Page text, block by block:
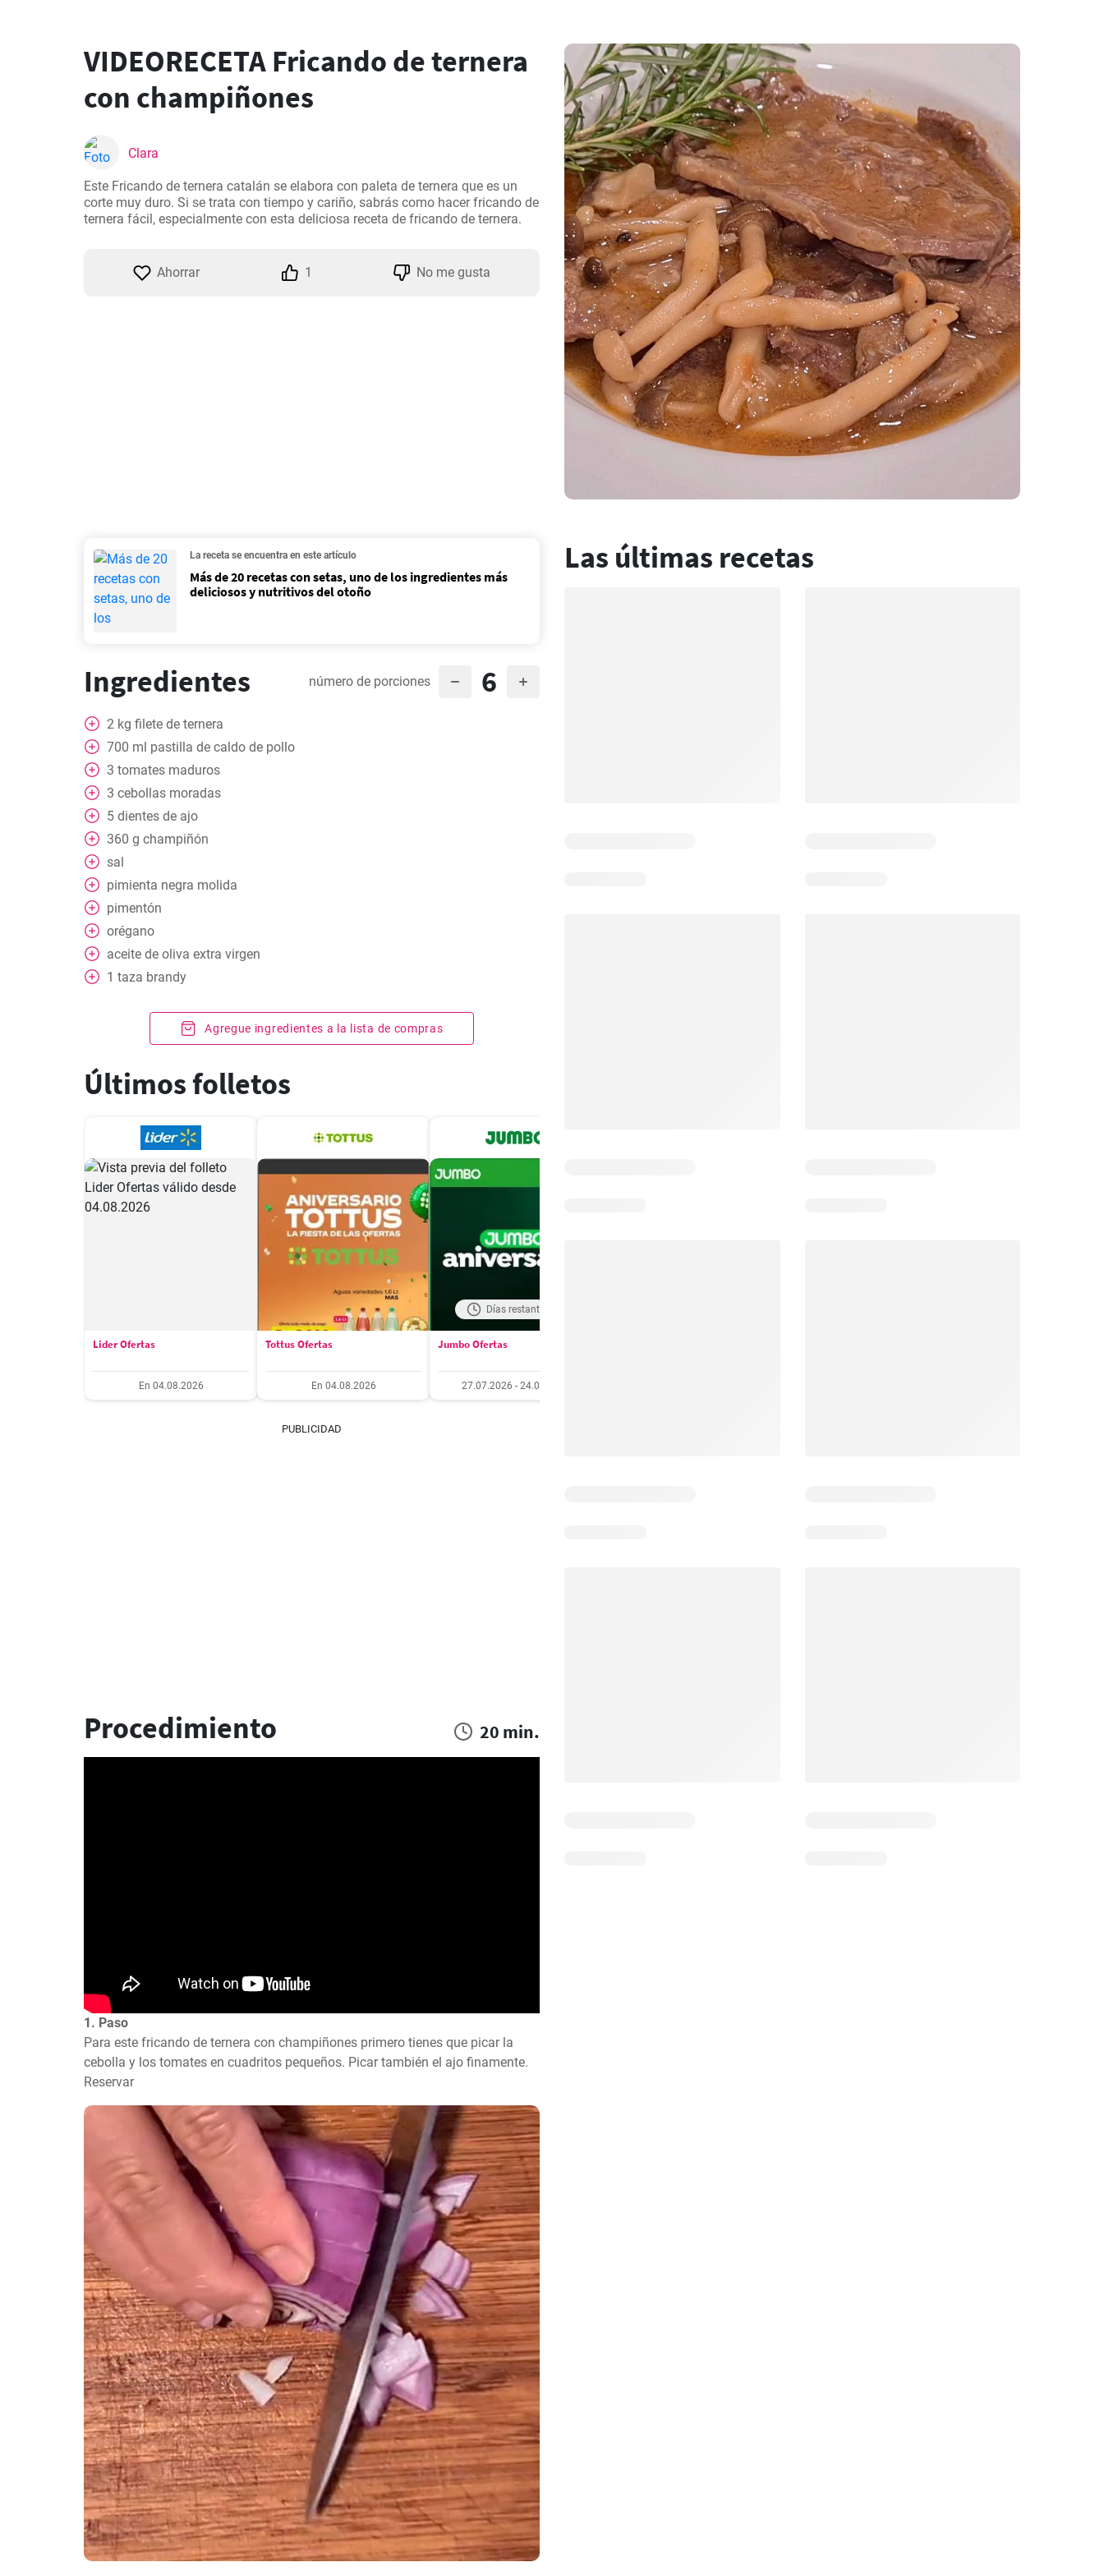
VIDEORECETA Fricando de ternera
con champiñones
Clara
Este Fricando de ternera catalán se elabora con paleta de ternera que es un
corte muy duro. Si se trata con tiempo y cariño, sabrás como hacer fricando de
ternera fácil, especialmente con esta deliciosa receta de fricando de ternera.
Ahorrar 1 No me gusta
La receta se encuentra en este artículo
Más de 20 recetas con setas, uno de los ingredientes más
deliciosos y nutritivos del otoño
Ingredientes número de porciones 6
2 kg filete de ternera
700 ml pastilla de caldo de pollo
3 tomates maduros
3 cebollas moradas
5 dientes de ajo
360 g champiñón
sal
pimienta negra molida
pimentón
orégano
aceite de oliva extra virgen
1 taza brandy
Agregue ingredientes a la lista de compras
Últimos folletos
Lider Ofertas
En 04.08.2026
Tottus Ofertas
En 04.08.2026
Días restantes: 18
Jumbo Ofertas
27.07.2026 - 24.08.2026
PUBLICIDAD
Procedimiento 20 min.
1. Paso
Para este fricando de ternera con champiñones primero tienes que picar la
cebolla y los tomates en cuadritos pequeños. Picar también el ajo finamente.
Reservar
Las últimas recetas